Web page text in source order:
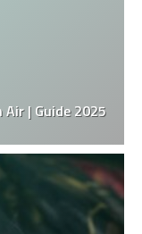
Air | Guide 2025